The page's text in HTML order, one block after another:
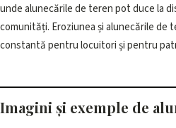
unde alunecările de teren pot duce la
comunități. Eroziunea și alunecările de
constantă pentru locuitori și pentru
Imagini și exemple de